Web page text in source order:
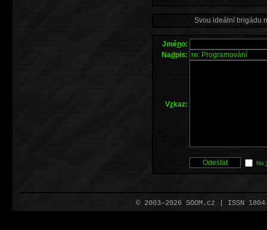
Svou ideální brigádu
Jméno:
Nadpis:
Vzkaz:
No
© 2003–2026 SOOM.cz | ISSN